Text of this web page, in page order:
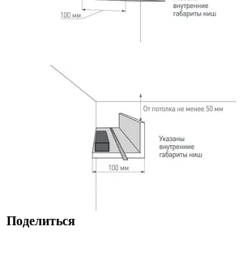
Поделиться